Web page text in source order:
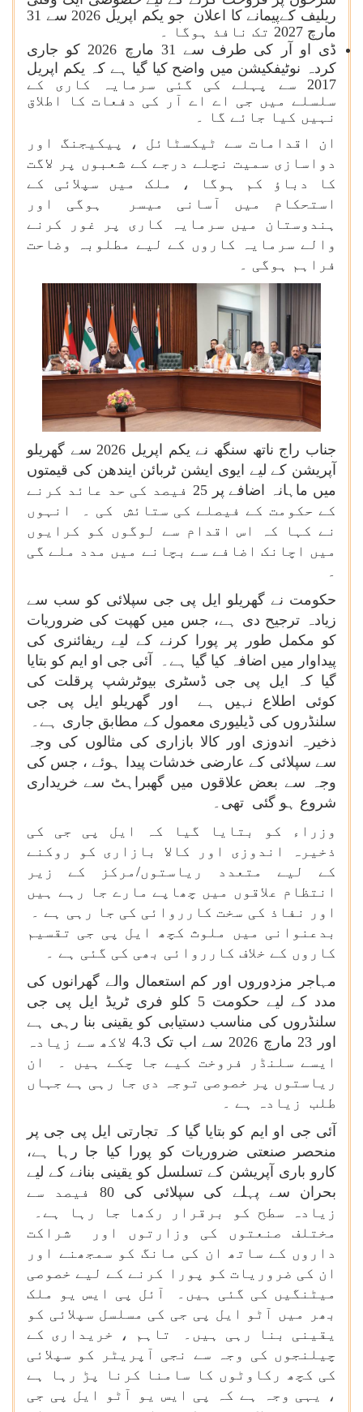
ریلیف کےپیمانے کا اعلان جو یکم اپریل 2026 سے 31
مارچ 2027 تک نافذ ہوگا ۔
ڈی او آر کی طرف سے 31 مارچ 2026 کو جاری
کردہ نوٹیفکیشن میں واضح کیا گیا ہے کہ یکم اپریل
2017 سے پہلے کی گئی سرمایہ کاری کے
سلسلے میں جی اے اے آر کی دفعات کا اطلاق
نہیں کیا جائے گا ۔
ان اقدامات سے ٹیکسٹائل ، پیکیجنگ اور
دواسازی سمیت نچلے درجے کے شعبوں پر لاگت
کا دباؤ کم ہوگا ، ملک میں سپلائی کے
استحکام میں آسانی میسر ہوگی اور
ہندوستان میں سرمایہ کاری پر غور کرنے
والے سرمایہ کاروں کے لیے مطلوبہ وضاحت
فراہم ہوگی ۔
جناب راج ناتھ سنگھ نے یکم اپریل 2026 سے گھریلو
آپریشن کے لیے ایوی ایشن ٹربائن ایندھن کی قیمتوں
میں ماہانہ اضافے پر 25 فیصد کی حد عائد کرنے
کے حکومت کے فیصلے کی ستائش کی ۔ انہوں
نے کہا کہ اس اقدام سے لوگوں کو کرایوں
میں اچانک اضافے سے بچانے میں مدد ملے گی
حکومت نے گھریلو ایل پی جی سپلائی کو سب سے
زیادہ ترجیح دی ہے، جس میں کھپت کی ضروریات
کو مکمل طور پر پورا کرنے کے لیے ریفائنری کی
پیداوار میں اضافہ کیا گیا ہے۔ آئی جی او ایم کو بتایا
گیا کہ ایل پی جی ڈسٹری بیوٹرشپ پرقلت کی
کوئی اطلاع نہیں ہے اور گھریلو ایل پی جی
سلنڈروں کی ڈیلیوری معمول کے مطابق جاری ہے۔
ذخیرہ اندوزی اور کالا بازاری کی مثالوں کی وجہ
سے سپلائی کے عارضی خدشات پیدا ہوئے ، جس کی
وجہ سے بعض علاقوں میں گھبراہٹ سے خریداری
شروع ہو گئی تھی۔
وزراء کو بتایا گیا کہ ایل پی جی کی
ذخیرہ اندوزی اور کالا بازاری کو روکنے
کے لیے متعدد ریاستوں/مرکز کے زیر
انتظام علاقوں میں چھاپے مارے جا رہے ہیں
اور نفاذ کی سخت کارروائی کی جا رہی ہے ۔
بدعنوانی میں ملوث کچھ ایل پی جی تقسیم
کاروں کے خلاف کارروائی بھی کی گئی ہے ۔
مہاجر مزدوروں اور کم استعمال والے گھرانوں کی
مدد کے لیے حکومت 5 کلو فری ٹریڈ ایل پی جی
سلنڈروں کی مناسب دستیابی کو یقینی بنا رہی ہے
اور 23 مارچ 2026 سے اب تک 4.3 لاکھ سے زیادہ
ایسے سلنڈر فروخت کیے جا چکے ہیں ۔ ان
ریاستوں پر خصوصی توجہ دی جا رہی ہے جہاں
طلب زیادہ ہے ۔
آئی جی او ایم کو بتایا گیا کہ تجارتی ایل پی جی پر
منحصر صنعتی ضروریات کو پورا کیا جا رہا ہے،
کارو باری آپریشن کے تسلسل کو یقینی بنانے کے لیے
بحران سے پہلے کی سپلائی کی 80 فیصد سے
زیادہ سطح کو برقرار رکھا جا رہا ہے۔
مختلف صنعتوں کی وزارتوں اور شراکت
داروں کے ساتھ ان کی مانگ کو سمجھنے اور
ان کی ضروریات کو پورا کرنے کے لیے خصوصی
میٹنگیں کی گئی ہیں۔ آئل پی ایس یو ملک
بھر میں آٹو ایل پی جی کی مسلسل سپلائی کو
یقینی بنا رہی ہیں۔ تاہم ، خریداری کے
چیلنجوں کی وجہ سے نجی آپریٹر کو سپلائی
کی کچھ رکاوٹوں کا سامنا کرنا پڑ رہا ہے
، یہی وجہ ہے کہ پی ایس یو آٹو ایل پی جی